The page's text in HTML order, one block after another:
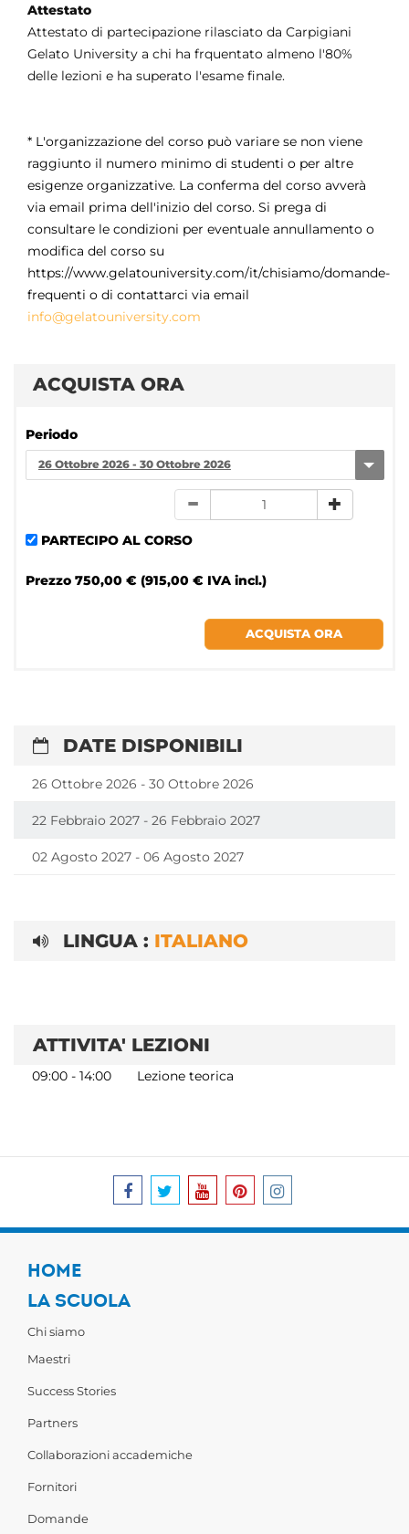
Attestato
Attestato di partecipazione rilasciato da Carpigiani
Gelato University a chi ha frquentato almeno l'80%
delle lezioni e ha superato l'esame finale.
* L'organizzazione del corso può variare se non viene
raggiunto il numero minimo di studenti o per altre
esigenze organizzative. La conferma del corso avverà
via email prima dell'inizio del corso. Si prega di
consultare le condizioni per eventuale annullamento o
modifica del corso su
https://www.gelatouniversity.com/it/chisiamo/domande-
frequenti o di contattarci via email
info@gelatouniversity.com
ACQUISTA ORA
Periodo
26 Ottobre 2026 - 30 Ottobre 2026
PARTECIPO AL CORSO
Prezzo 750,00 € (915,00 € IVA incl.)
DATE DISPONIBILI
26 Ottobre 2026 - 30 Ottobre 2026
22 Febbraio 2027 - 26 Febbraio 2027
02 Agosto 2027 - 06 Agosto 2027
LINGUA : ITALIANO
ATTIVITA' LEZIONI
09:00 - 14:00 Lezione teorica
HOME
LA SCUOLA
Chi siamo
Maestri
Success Stories
Partners
Collaborazioni accademiche
Fornitori
Domande